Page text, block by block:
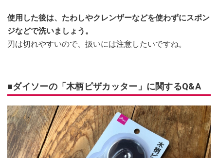
使用した後は、たわしやクレンザーなどを使わずにスポン
ジなどで洗いましょう。
刃は切れやすいので、扱いには注意したいですね。
■ダイソーの「木柄ピザカッター」に関するQ&A